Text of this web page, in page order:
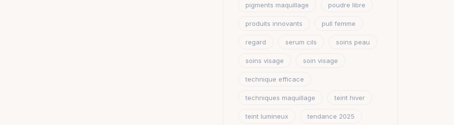
pigments maquillage poudre libre
produits innovants pull femme
regard serum cils soins peau
soins visage soin visage
technique efficace
techniques maquillage teint hiver
teint lumineux tendance 2025